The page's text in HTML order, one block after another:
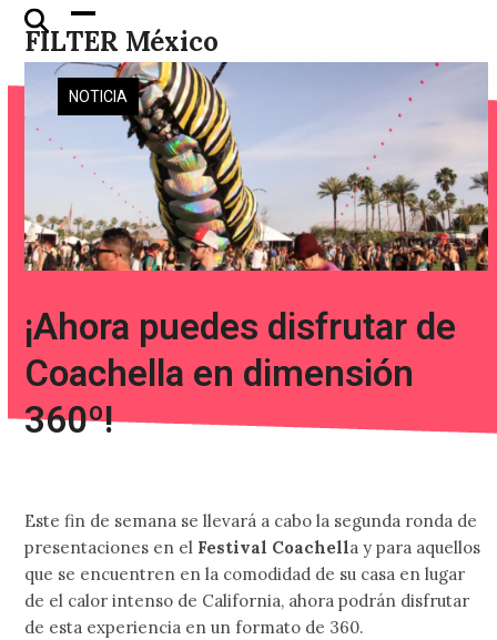
Skip
content
FILTER México
Open
mobile
menu
Close
mobile
menu
NOTICIA
¡Ahora puedes disfrutar de
Coachella en dimensión
360º!
Este fin de semana se llevará a cabo la segunda ronda de
presentaciones en el Festival Coachella y para aquellos
que se encuentren en la comodidad de su casa en lugar
de el calor intenso de California, ahora podrán disfrutar
de esta experiencia en un formato de 360.